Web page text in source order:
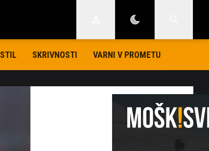
STIL SKRIVNOSTI VARNI V PROMETU